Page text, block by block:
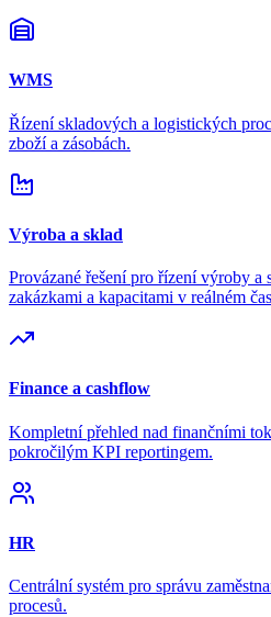
WMS
Řízení skladových a logistických
zboží a zásobách.
Výroba a sklad
Provázané řešení pro řízení výroby a
zakázkami a kapacitami v reálném
Finance a cashflow
Kompletní přehled nad finančními
pokročilým KPI reportingem.
HR
Centrální systém pro správu
procesů.